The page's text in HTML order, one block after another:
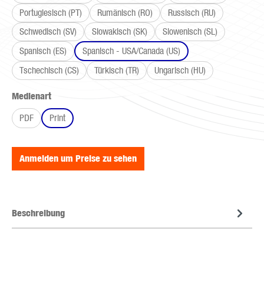
Portugiesisch (PT)
Rumänisch (RO)
Russisch (RU)
Schwedisch (SV)
Slowakisch (SK)
Slowenisch (SL)
Spanisch (ES)
Spanisch - USA/Canada (US)
Tschechisch (CS)
Türkisch (TR) Ungarisch (HU)
Medienartauswählen
PDF
Print
Anmelden um Preise zu sehen
Beschreibung